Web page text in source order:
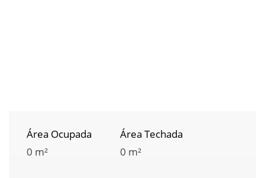
Área Ocupada
0 m²
Área Techada
0 m²